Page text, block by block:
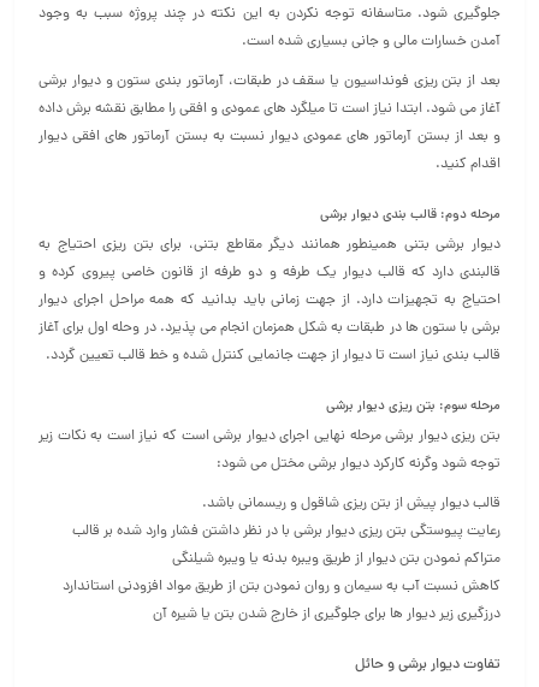
جلوگیری شود. متاسفانه توجه نکردن به این نکته در چند پروژه سبب به وجود
آمدن خسارات مالی و جانی بسیاری شده است.
بعد از بتن ریزی فونداسیون یا سقف در طبقات، آرماتور بندی ستون و دیوار برشی
آغاز می شود. ابتدا نیاز است تا میلگرد های عمودی و افقی را مطابق نقشه برش داده
و بعد از بستن آرماتور های عمودی دیوار نسبت به بستن آرماتور های افقی دیوار
اقدام کنید.
مرحله دوم: قالب بندی دیوار برشی
دیوار برشی بتنی همینطور همانند دیگر مقاطع بتنی، برای بتن ریزی احتیاج به
قالبندی دارد که قالب دیوار یک طرفه و دو طرفه از قانون خاصی پیروی کرده و
احتیاج به تجهیزات دارد. از جهت زمانی باید بدانید که همه مراحل اجرای دیوار
برشی با ستون ها در طبقات به شکل همزمان انجام می پذیرد. در وحله اول برای آغاز
قالب بندی نیاز است تا دیوار از جهت جانمایی کنترل شده و خط قالب تعیین گردد.
مرحله سوم: بتن ریزی دیوار برشی
بتن ریزی دیوار برشی مرحله نهایی اجرای دیوار برشی است که نیاز است به نکات زیر
توجه شود وگرنه کارکرد دیوار برشی مختل می شود:
قالب دیوار پیش از بتن ریزی شاقول و ریسمانی باشد.
رعایت پیوستگی بتن ریزی دیوار برشی با در نظر داشتن فشار وارد شده بر قالب
متراکم نمودن بتن دیوار از طریق ویبره بدنه یا ویبره شیلنگی
کاهش نسبت آب به سیمان و روان نمودن بتن از طریق مواد افزودنی استاندارد
درزگیری زیر دیوار ها برای جلوگیری از خارج شدن بتن یا شیره آن
تفاوت دیوار برشی و حائل